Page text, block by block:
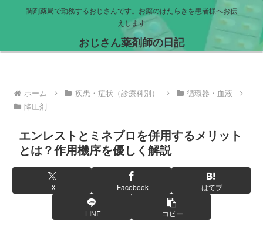
調剤薬局で勤務するおじさんです。お薬のはたらきを患者様へお伝
えします
おじさん薬剤師の日記
ホーム 疾患・症状（診療科別）
循環器・血液
降圧剤
エンレストとミネブロを併用するメリット
とは？作用機序を優しく解説
X Facebook はてブ
LINE コピー